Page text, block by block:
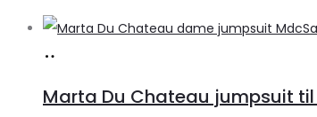
Klædeskabet.dk
Marta Du Chateau jumpsuit